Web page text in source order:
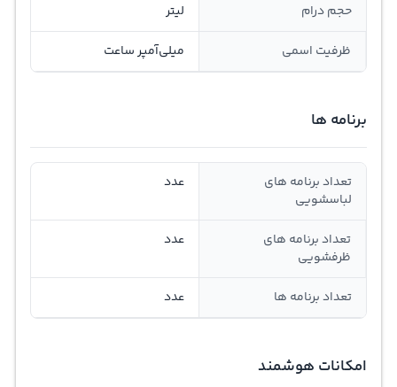
حجم درام لیتر
ظرفيت اسمی ميلي‌آمپر ساعت
برنامه ها
تعداد برنامه های
لباسشویی
عدد
تعداد برنامه های
ظرفشویی
عدد
تعداد برنامه ها عدد
امکانات هوشمند